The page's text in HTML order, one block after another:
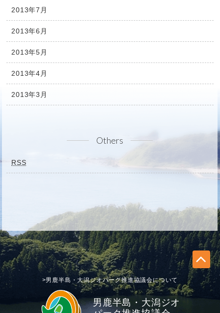
2013年7月
2013年6月
2013年5月
2013年4月
2013年3月
Others
RSS
男鹿半島・大潟ジオ
>男鹿半島・大潟ジオパーク推進協議会について